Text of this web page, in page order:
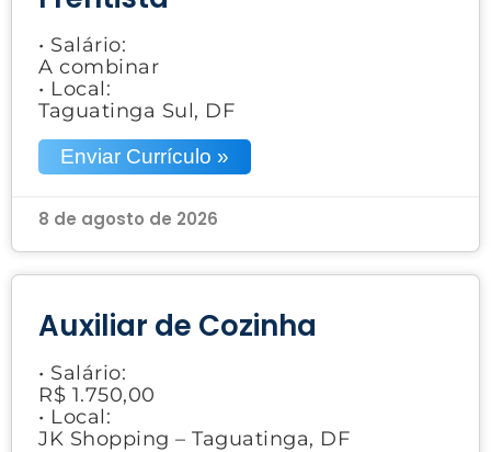
• Salário:
A combinar
• Local:
Taguatinga Sul, DF
Enviar Currículo »
8 de agosto de 2026
Auxiliar de Cozinha
• Salário:
R$ 1.750,00
• Local:
JK Shopping – Taguatinga, DF